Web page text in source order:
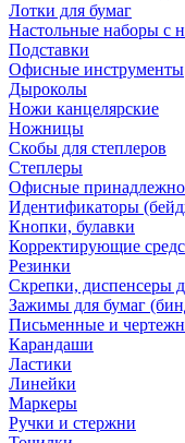
Лотки для бумаг
Настольные наборы с
Подставки
Офисные инструменты
Дыроколы
Ножи канцелярские
Ножницы
Скобы для степлеров
Степлеры
Офисные
Идентификаторы
Кнопки, булавки
Корректирующие
Резинки
Скрепки, диспенсеры
Зажимы для бумаг
Письменные и
Карандаши
Ластики
Линейки
Маркеры
Ручки и стержни